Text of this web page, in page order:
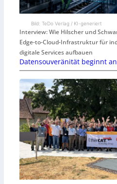
Bild: TeDo Verlag / KI-generiert
Interview: Wie Hilscher und
Edge-to-Cloud-Infrastruktur für
digitale Services aufbauen
Datensouveränität beginnt